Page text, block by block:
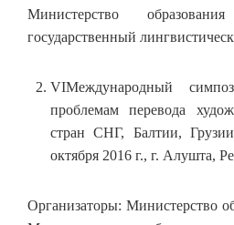
Министерство
государственный
VIМеждународный
проблемам перевода
стран СНГ, Балтии,
октября 2016 г., г. Алушта,
Организаторы: Министерство